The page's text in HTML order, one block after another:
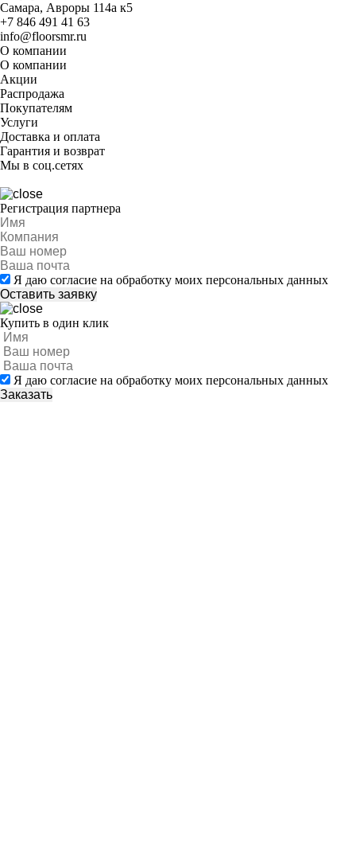
Самара, Авроры 114а к5
+7 846 491 41 63
info@floorsmr.ru
О компании
О компании
Акции
Распродажа
Покупателям
Услуги
Доставка и оплата
Гарантия и возврат
Мы в соц.сетях
Регистрация партнера
Я даю согласие на обработку моих персональных данных
Купить в один клик
Я даю согласие на обработку моих персональных данных